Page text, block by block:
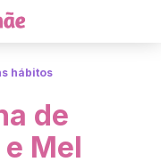
hábitos
de
Mel